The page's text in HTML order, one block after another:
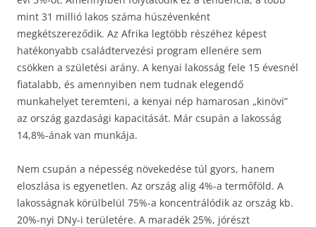
mint 31 millió lakos száma húszévenként
megkétszereződik. Az Afrika legtöbb részéhez képest
hatékonyabb családtervezési program ellenére sem
csökken a születési arány. A kenyai lakosság fele 15 évesnél
fiatalabb, és amennyiben nem tudnak elegendő
munkahelyet teremteni, a kenyai nép hamarosan „kinövi”
az ország gazdasági kapacitását. Már csupán a lakosság
14,8%-ának van munkája.
Nem csupán a népesség növekedése túl gyors, hanem
eloszlása is egyenetlen. Az ország alig 4%-a termőföld. A
lakosságnak körülbelül 75%-a koncentrálódik az ország kb.
20%-nyi DNy-i területére. A maradék 25%, jórészt